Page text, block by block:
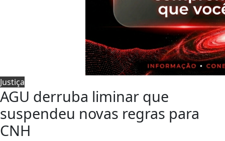
Justiça
AGU derruba liminar que
suspendeu novas regras para
CNH